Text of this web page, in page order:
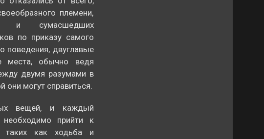
племени,
и сумасшедших
по приказу самого
поведения, двуглавые
места, обычно ведя
двумя разумами в
они могут справиться.
вещей, и каждый
прийти к
таких как ходьба и